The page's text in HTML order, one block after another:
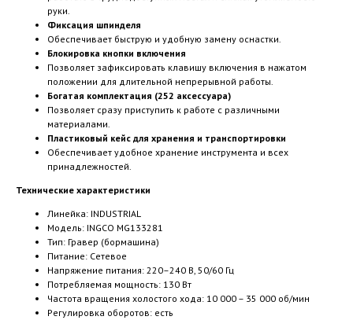
руки.
Фиксация шпинделя
Обеспечивает быструю и удобную замену оснастки.
Блокировка кнопки включения
Позволяет зафиксировать клавишу включения в нажатом
положении для длительной непрерывной работы.
Богатая комплектация (252 аксессуара)
Позволяет сразу приступить к работе с различными
материалами.
Пластиковый кейс для хранения и транспортировки
Обеспечивает удобное хранение инструмента и всех
принадлежностей.
Технические характеристики
Линейка: INDUSTRIAL
Модель: INGCO MG133281
Тип: Гравер (бормашина)
Питание: Сетевое
Напряжение питания: 220–240 В, 50/60 Гц
Потребляемая мощность: 130 Вт
Частота вращения холостого хода: 10 000 – 35 000 об/мин
Регулировка оборотов: есть